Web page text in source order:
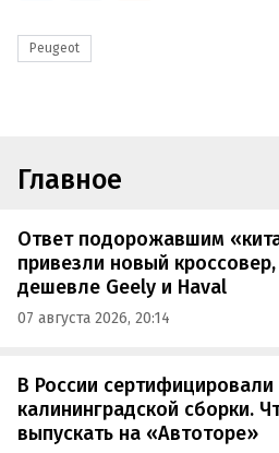
Peugeot
Главное
Ответ подорожавшим
привезли новый
дешевле Geely и Haval
07 августа 2026, 20:14
В России
калининградской сборки.
выпускать на «Автоторе»